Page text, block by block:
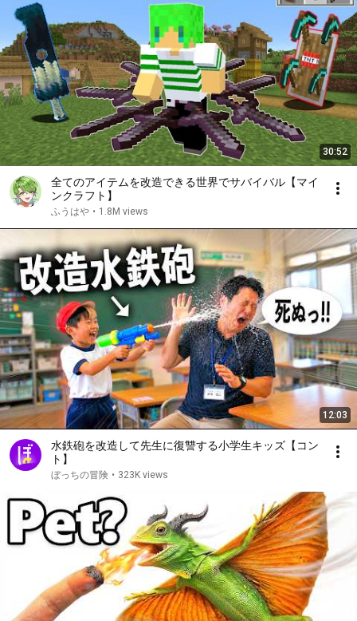
30:52
全てのアイテムを改造できる世界でサバイバル【マイ
ンクラフト】
ふうはや • 1.8M views
12:03
水鉄砲を改造して先生に復讐する小学生キッズ【コン
ト】
ぼっちの冒険 • 323K views